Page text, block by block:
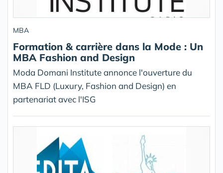
MBA
Formation & carrière dans la Mode : Un
MBA Fashion and Design
Moda Domani Institute annonce l'ouverture du
MBA FLD (Luxury, Fashion and Design) en
partenariat avec l'ISG